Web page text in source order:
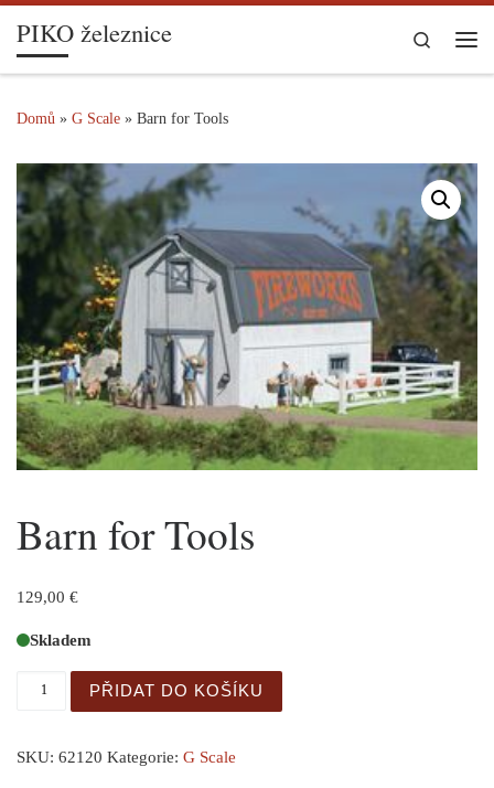
Skip to content
PIKO železnice
Search
Domů » G Scale » Barn for Tools
Barn for Tools
129,00 €
Skladem
Barn for Tools množství
PŘIDAT DO KOŠÍKU
SKU: 62120 Kategorie: G Scale